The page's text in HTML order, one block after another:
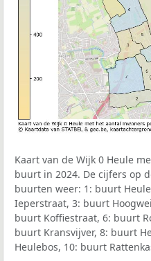
Kaart van de Wijk 0 Heule
buurt in 2024. De cijfers op
buurten weer: 1: buurt
Ieperstraat, 3: buurt
buurt Koffiestraat, 6: buurt
buurt Kransvijver, 8: buurt
Heulebos, 10: buurt